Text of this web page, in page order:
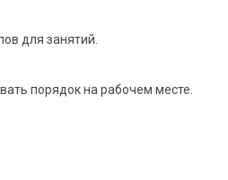
для занятий.
порядок на рабочем месте.